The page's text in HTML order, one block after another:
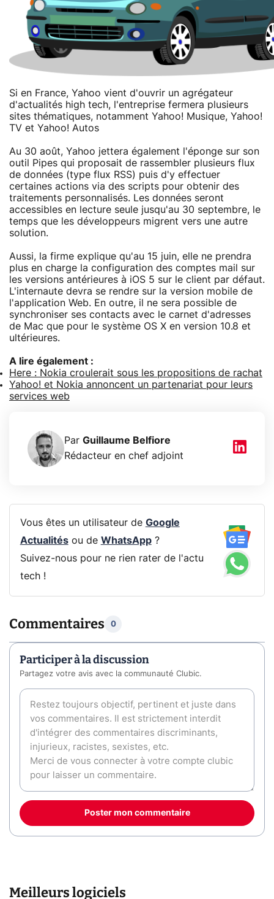
Si en France, Yahoo vient d'ouvrir un agrégateur
d'actualités high tech, l'entreprise fermera plusieurs
sites thématiques, notamment Yahoo! Musique, Yahoo!
TV et Yahoo! Autos
Au 30 août, Yahoo jettera également l'éponge sur son
outil Pipes qui proposait de rassembler plusieurs flux
de données (type flux RSS) puis d'y effectuer
certaines actions via des scripts pour obtenir des
traitements personnalisés. Les données seront
accessibles en lecture seule jusqu'au 30 septembre, le
temps que les développeurs migrent vers une autre
solution.
Aussi, la firme explique qu'au 15 juin, elle ne prendra
plus en charge la configuration des comptes mail sur
les versions antérieures à iOS 5 sur le client par défaut.
L'internaute devra se rendre sur la version mobile de
l'application Web. En outre, il ne sera possible de
synchroniser ses contacts avec le carnet d'adresses
de Mac que pour le système OS X en version 10.8 et
ultérieures.
A lire également :
Here : Nokia croulerait sous les propositions de rachat
Yahoo! et Nokia annoncent un partenariat pour leurs
services web
Par Guillaume Belfiore
Rédacteur en chef adjoint
Vous êtes un utilisateur de Google
Actualitésou de WhatsApp?
Suivez-nous pour ne rien rater de l'actu
tech !
Commentaires 0
Participer à la discussion
Partagez votre avis avec la communauté Clubic.
Poster mon commentaire
Meilleurs logiciels